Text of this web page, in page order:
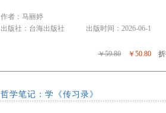
作者：马丽婷
出版社：台海出版社 出版时间：2026-06-1
￥59.80 ￥50.80 折
哲学笔记：学《传习录》